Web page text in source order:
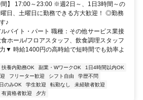
】 17:00～23:00 ※週2日～、1日3時間～の
日、土曜日に勤務できる方大歓迎！ ◎勤務
♪
バイト・パート 職種：その他サービス業接
ホール/フロアスタッフ、飲食調理スタッフ
▼ 時給1400円の高時給で短時間でも効率よ
扶養内勤務OK 副業・WワークOK
1日4時間以内OK
フリーター歓迎 シフト自由
学歴不問
のみOK 学生歓迎 転勤なし
未経験者歓迎
有資格者歓迎 夕方